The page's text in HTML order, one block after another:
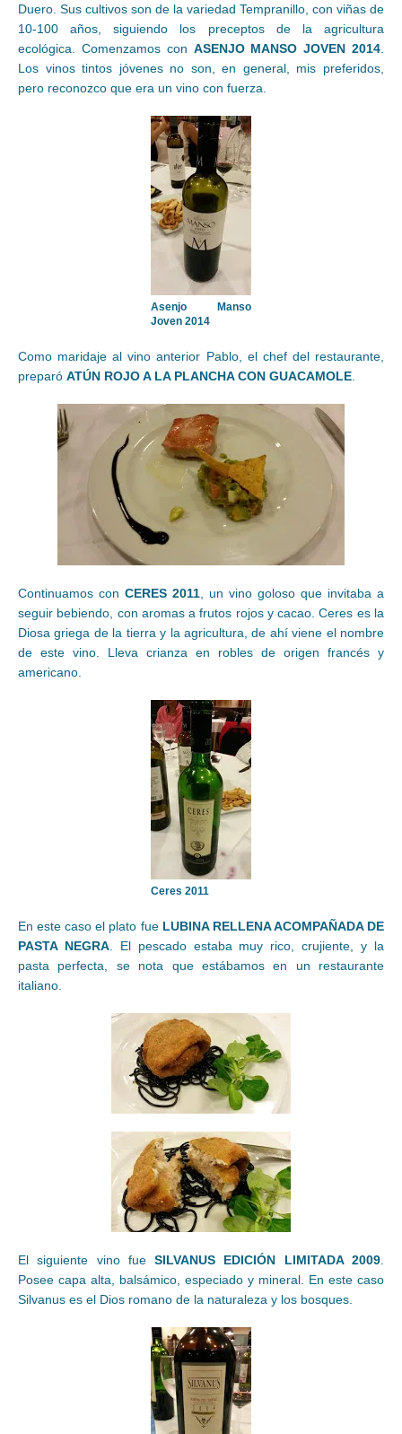
Duero. Sus cultivos son de la variedad Tempranillo, con viñas de
10-100 años, siguiendo los preceptos de la agricultura
ecológica. Comenzamos con ASENJO MANSO JOVEN 2014
Los vinos tintos jóvenes no son, en general, mis preferidos,
pero reconozco que era un vino con fuerza.
Asenjo Manso
Joven 2014
Como maridaje al vino anterior Pablo, el chef del restaurante,
preparó ATÚN ROJO A LA PLANCHA CON GUACAMOLE
Continuamos con CERES 2011 , un vino goloso que invitaba a
seguir bebiendo, con aromas a frutos rojos y cacao. Ceres es la
Diosa griega de la tierra y la agricultura, de ahí viene el nombre
de este vino. Lleva crianza en robles de origen francés y
americano.
Ceres 2011
En este caso el plato fue LUBINA RELLENA ACOMPAÑADA DE
PASTA NEGRA. El pescado estaba muy rico, crujiente, y la
pasta perfecta, se nota que estábamos en un restaurante
italiano.
El siguiente vino fueSILVANUS EDICIÓN LIMITADA 2009
Posee capa alta, balsámico, especiado y mineral. En este caso
Silvanus es el Dios romano de la naturaleza y los bosques.